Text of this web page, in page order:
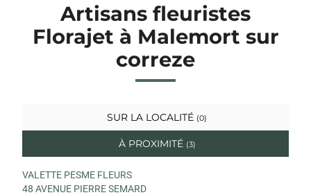
Artisans fleuristes
Florajet à Malemort sur
correze
SUR LA LOCALITÉ (0)
À PROXIMITÉ (3)
VALETTE PESME FLEURS
48 AVENUE PIERRE SEMARD